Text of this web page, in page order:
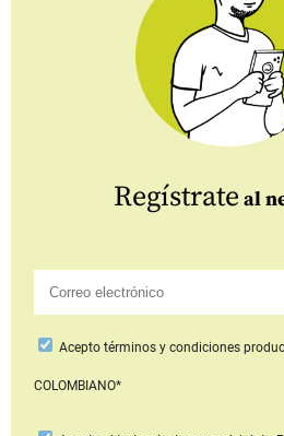
Regístrate al
Aceptotérminos y condiciones
COLOMBIANO*